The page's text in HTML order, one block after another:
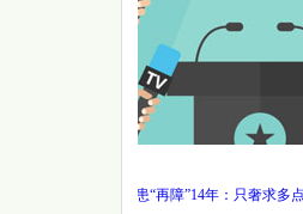
坚强女孩患“再障”14年：只奢求多